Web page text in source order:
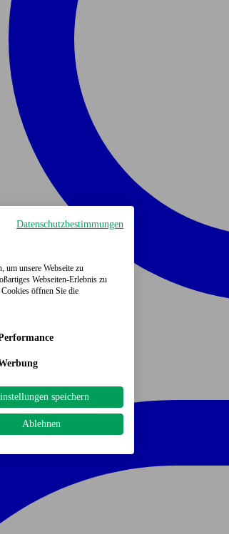
Datenschutzbestimmungen
um unsere Webseite zu
Webseiten-Erlebnis zu
öffnen Sie die
speichern
Ablehnen